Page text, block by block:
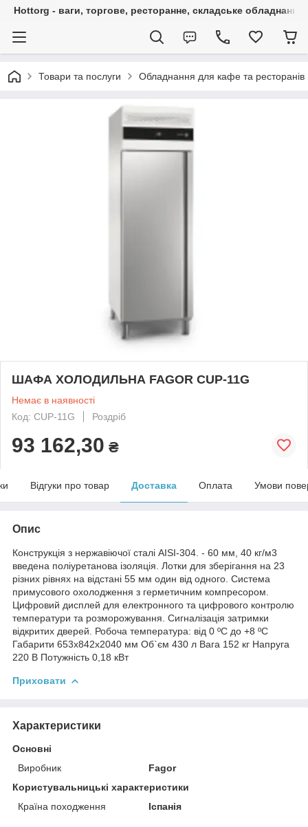
Hottorg - ваги, торгове, ресторанне, складське обладнання
Товари та послуги Обладнання для кафе та ресторанів
ШАФА ХОЛОДИЛЬНА FAGOR CUP-11G
Немає в наявності
Код: CUP-11G
Роздріб
93 162,30 ₴
Відгуки про товар Доставка Оплата Умови
Опис
Конструкція з нержавіючої сталі AISI-304. - 60 мм, 40 кг/м3
введена поліуретанова ізоляція. Лотки для зберігання на 23
різних рівнях на відстані 55 мм один від одного. Система
примусового охолодження з герметичним компресором.
Цифровий дисплей для електронного та цифрового контролю
температури та розморожування. Сигналізація затримки
відкритих дверей. Робоча температура: від 0 ºC до +8 ºC
Габарити 653х842х2040 мм Об`єм 430 л Вага 152 кг Напруга
220 В Потужність 0,18 кВт
Приховати
Характеристики
Основні
Виробник
Fagor
Користувальницькі характеристики
Країна походження
Іспанія